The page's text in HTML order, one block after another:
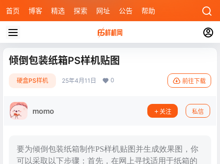
首页 博客 精选 探索 网址 公告 帮助
倾倒包装纸箱PS样机贴图
硬盒PS样机 25年4月11日 0 前往下载
momo 关注 私信
要为倾倒包装纸箱制作PS样机贴图并生成效果图，你
可以采取以下步骤：首先，在网上寻找适用于纸箱的